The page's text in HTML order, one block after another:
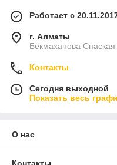
Работает с
г. Алматы
Бекмаханова
Контакты
Сегодня выходной
Показать весь
О нас